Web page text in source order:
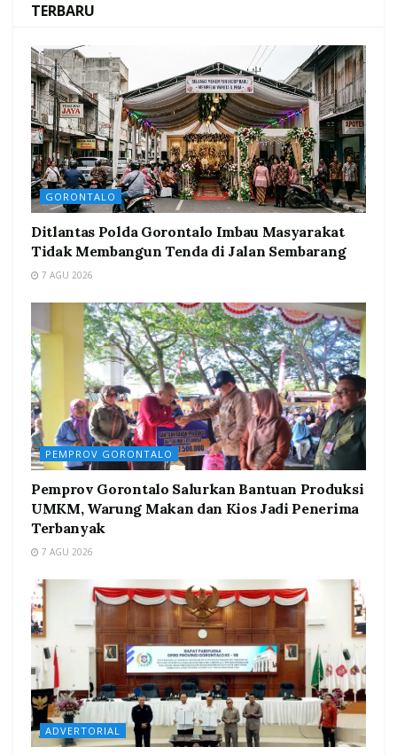
TERBARU
GORONTALO
Ditlantas Polda Gorontalo Imbau Masyarakat
Tidak Membangun Tenda di Jalan Sembarang
7 AGU 2026
PEMPROV GORONTALO
Pemprov Gorontalo Salurkan Bantuan Produksi
UMKM, Warung Makan dan Kios Jadi Penerima
Terbanyak
7 AGU 2026
ADVERTORIAL